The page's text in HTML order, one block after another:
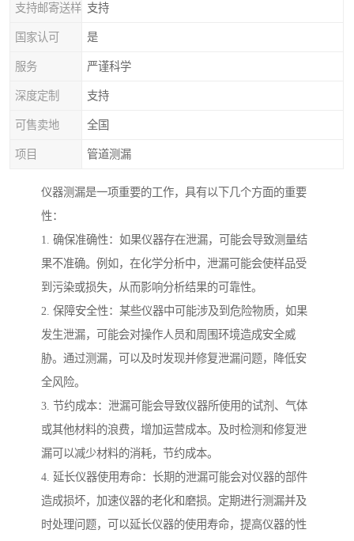
支持邮寄送样 支持
国家认可 是
服务 严谨科学
深度定制 支持
可售卖地 全国
项目 管道测漏
仪器测漏是一项重要的工作，具有以下几个方面的重要
性：
1. 确保准确性：如果仪器存在泄漏，可能会导致测量结
果不准确。例如，在化学分析中，泄漏可能会使样品受
到污染或损失，从而影响分析结果的可靠性。
2. 保障安全性：某些仪器中可能涉及到危险物质，如果
发生泄漏，可能会对操作人员和周围环境造成安全威
胁。通过测漏，可以及时发现并修复泄漏问题，降低安
全风险。
3. 节约成本：泄漏可能会导致仪器所使用的试剂、气体
或其他材料的浪费，增加运营成本。及时检测和修复泄
漏可以减少材料的消耗，节约成本。
4. 延长仪器使用寿命：长期的泄漏可能会对仪器的部件
造成损坏，加速仪器的老化和磨损。定期进行测漏并及
时处理问题，可以延长仪器的使用寿命，提高仪器的性